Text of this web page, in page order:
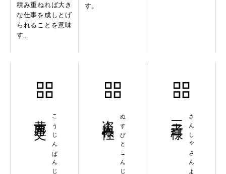
積み重ねれば大き
な仕事を成しとげ
られることを意味
す...
す。
こうじんばんじょう ぬすびとこんじょう さんしゃさんよう